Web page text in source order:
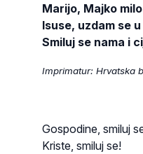
Marijo, Majko
Isuse, uzdam se
Smiluj se nama i
Imprimatur: Hrvatska
Gospodine, smiluj
Kriste, smiluj se!